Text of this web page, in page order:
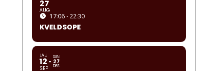
27
AUG
17:06 - 22:30
KVELDSOPE
LAU
12
SEP
SUN
27
DES